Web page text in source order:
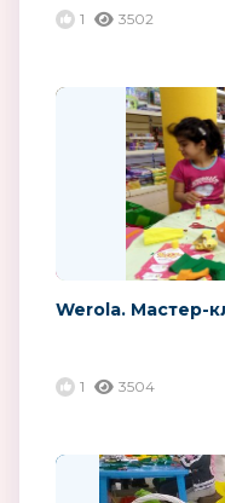
1 3502
Werola. Мастер-
1 3504